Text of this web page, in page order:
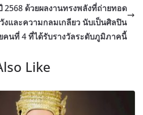
2568 ด้วยผลงานทรงพลังที่ถ่ายทอด
งและความกลมเกลียว นับเป็นศิลปิน
คนที่ 4 ที่ได้รับรางวัลระดับภูมิภาคนี้
Like